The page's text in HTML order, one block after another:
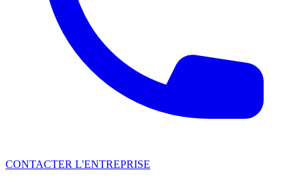
CONTACTER L'ENTREPRISE